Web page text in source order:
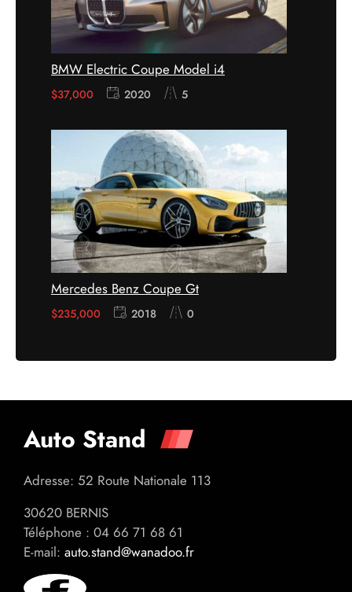
BMW Electric Coupe Model i4
$37,000 2020 5
Mercedes Benz Coupe Gt
$235,000 2018 0
Auto Stand
Adresse: 52 Route Nationale 113
30620 BERNIS
Téléphone : 04 66 71 68 61
E-mail: auto.stand@wanadoo.fr